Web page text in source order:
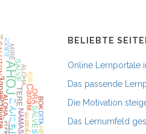
BELIEBTE
Online Lernportale
Das passende
Die Motivation
Das Lernumfeld